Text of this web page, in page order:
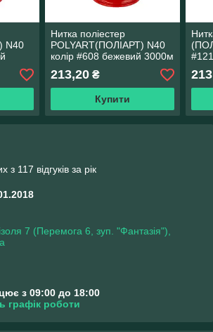
N40
Нитка поліестер
POLYART(ПОЛІАРТ) N40
колір #608 бежевий 3000м
(ОРИГІНАЛ, ТУРЕЧЧИНА)
213,20₴
Купити
з 117 відгуків за рік
7 (Перемога 6, зуп. "Фантазія"),
з 09:00 до 18:00
графік роботи